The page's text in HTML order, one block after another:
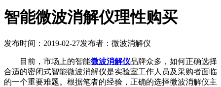
智能微波消解仪理性购买
发布时间：2019-02-27发布者：微波消解仪
目前，市场上的智能微波消解仪品牌众多，如何正确选择
合适的密闭式智能微波消解仪是实验室工作人员及采购者面临
的一个重要难题。根据笔者的经验，正确的选择微波消解仪主